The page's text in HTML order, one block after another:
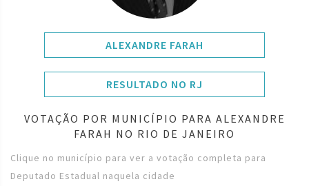
ALEXANDRE FARAH
RESULTADO NO RJ
VOTAÇÃO POR MUNICÍPIO PARA ALEXANDRE
FARAH NO RIO DE JANEIRO
Clique no município para ver a votação completa para
Deputado Estadual naquela cidade